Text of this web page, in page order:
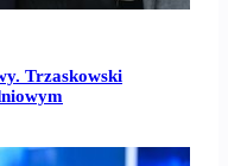
Trzaskowski